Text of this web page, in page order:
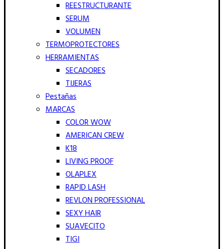
REESTRUCTURANTE
SERUM
VOLUMEN
TERMOPROTECTORES
HERRAMIENTAS
SECADORES
TIJERAS
Pestañas
MARCAS
COLOR WOW
AMERICAN CREW
K18
LIVING PROOF
OLAPLEX
RAPID LASH
REVLON PROFESSIONAL
SEXY HAIR
SUAVECITO
TIGI